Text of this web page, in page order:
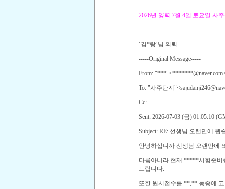
2026년 양력 7월 4일 토요일 사
‘김*랑’님 의뢰
-----Original Message-----
From:
To: "사주단지
Cc:
Sent: 2026-07-03 (금) 01:05:10
Subject: RE: 선생님 오랜만에 뵙
안녕하십니까 선생님 오랜만에
다름아니라 현재 *****시험준비
드립니다.
또한 원서접수를 **,** 둥중에